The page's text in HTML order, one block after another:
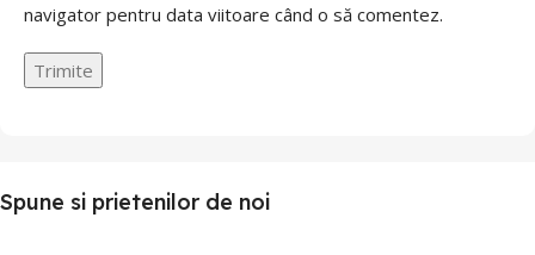
navigator pentru data viitoare când o să comentez.
Spune si prietenilor de noi